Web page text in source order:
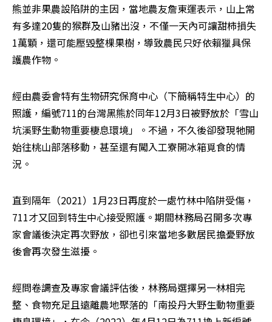
熊並非果農設陷阱的主因，當地農友詹東運表示，山上常
有多達20隻的猴群及山豬出沒，不僅一天內可讓甜柿損失
1萬顆，還可能壓毀整棵果樹，導致農民只好依賴獵具保
護農作物。
經由農委會特有生物研究保育中心（下簡稱特生中心）的
照護，編號711的台灣黑熊於同年12月3日被野放於「雪山
坑溪野生動物重要棲息環境」。不過，不久後卻發現牠開
始往桃山部落移動，甚至還有闖入工寮開冰箱覓食的情
況。
直到隔年（2021）1月23日再度於一處竹林中陷阱受傷，
711才又回到特生中心接受照護。期間林務局召開多次專
家會議後決定再次野放，卻也引來當地多數居民擔憂野放
後會再次發生滋擾。
經問卷調查及專家會議評估後，林務局選擇另一林相完
整、食物充足且遠離農地聚落的「南投丹大野生動物重要